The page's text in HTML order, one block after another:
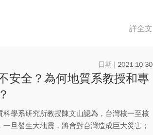
詳全文
2021-10-30
安全？為何地質系教授和專
學系研究所教授陳文山認為，台灣核一至核
旦發生大地震，將會對台灣造成巨大災害；